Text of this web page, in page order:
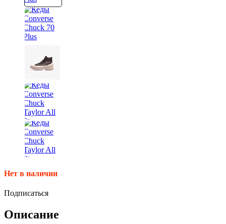
Нет в наличии
Подписаться
Описание